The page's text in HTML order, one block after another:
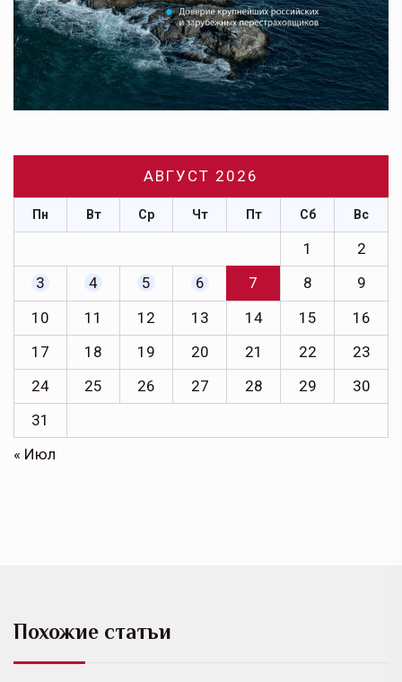
АВГУСТ 2026
Пн Вт Ср Чт Пт Сб Вс
1
2
3
4 5 6 7 8
9
10
11 12 13 14 15
16
17
18 19 20 21 22
23
24
25 26 27 28 29
30
31
« Июл
Похожие статьи